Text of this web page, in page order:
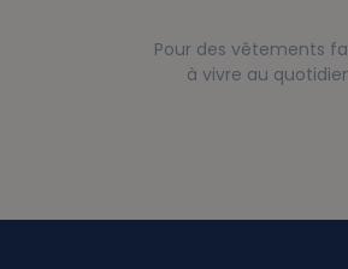
Pour des vêtements
à vivre au